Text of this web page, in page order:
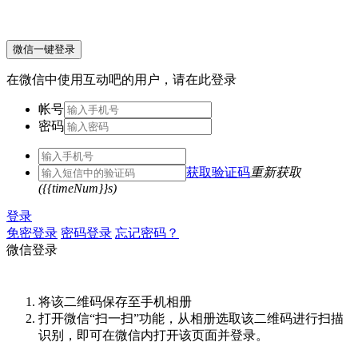
微信一键登录
在微信中使用互动吧的用户，请在此登录
帐号
密码
获取验证码重新获取
({{timeNum}}s)
登录
免密登录 密码登录 忘记密码？
微信登录
将该二维码保存至手机相册
打开微信“扫一扫”功能，从相册选取该二维码进行扫描
识别，即可在微信内打开该页面并登录。